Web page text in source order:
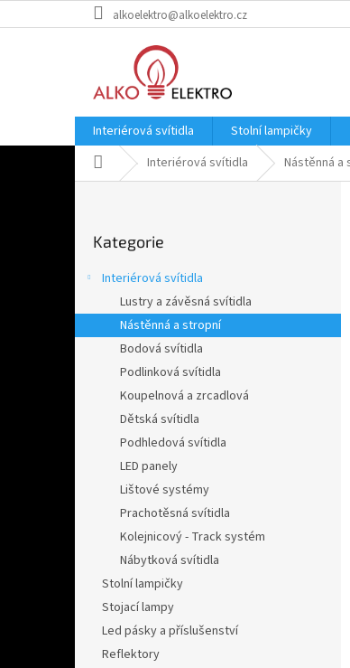
na
alkoelektro@alkoelektro.cz
Interiérová svítidla Stolní lampičky
Domů Interiérová svítidla Nástěnná a
n
kategorie
Kategorie
Interiérová svítidla
Lustry a závěsná svítidla
Nástěnná a stropní
Bodová svítidla
Podlinková svítidla
Koupelnová a zrcadlová
Dětská svítidla
Podhledová svítidla
LED panely
Lištové systémy
Prachotěsná svítidla
Kolejnicový - Track systém
Nábytková svítidla
Stolní lampičky
Stojací lampy
Led pásky a příslušenství
Reflektory